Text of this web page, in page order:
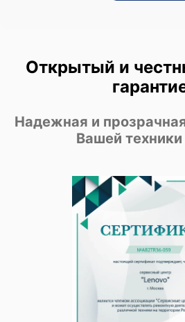
Открытый и
Надежная и
Вашей